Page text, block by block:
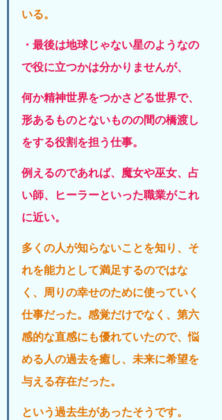
いる。
・最後は地球じゃない星のようなの
で役に立つかは分かりませんが、
何か精神世界をつかさどる世界で、
形あるものとないものの間の橋渡し
をする役割を担う仕事。
例えるのであれば、魔女や巫女、占
い師、ヒーラーといった職業がこれ
に近い。
多くの人が知らないことを知り、そ
れを能力として満足するのではな
く、周りの幸せのために使っていく
仕事だった。感覚だけでなく、第六
感的な直感にも優れていたので、悩
める人の過去を癒し、未来に希望を
与える存在だった。
という過去生があったそうです。